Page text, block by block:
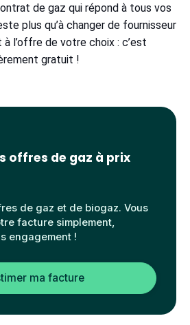
de gaz qui répond à tous vos
plus qu’à changer de fournisseur
l’offre de votre choix : c’est
gratuit !
offres de gaz à prix
de gaz et de biogaz. Vous
facture simplement,
engagement !
ma facture